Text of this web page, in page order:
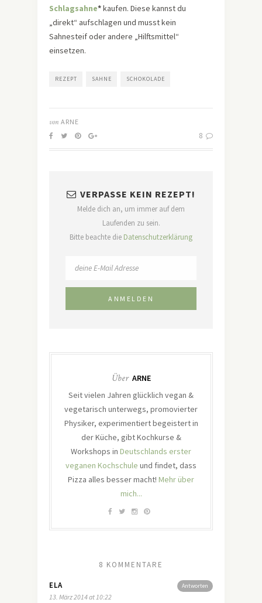
Schlagsahne*kaufen. Diese kannst du
„direkt“ aufschlagen und musst kein
Sahnesteif oder andere „Hilftsmittel“
einsetzen.
REZEPT SAHNE SCHOKOLADE
von ARNE
8
VERPASSE KEIN REZEPT!
Melde dich an, um immer auf dem
Laufenden zu sein.
Bitte beachte die Datenschutzerklärung
Über ARNE
Seit vielen Jahren glücklich vegan &
vegetarisch unterwegs, promovierter
Physiker, experimentiert begeistert in
der Küche, gibt Kochkurse &
Workshops in Deutschlands erster
veganen Kochschule und findet, dass
Pizza alles besser macht! Mehr über
mich...
8 KOMMENTARE
Antworten
ELA
13. März 2014 at 10:22